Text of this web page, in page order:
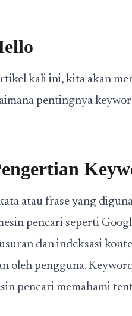
kali ini, kita akan
pentingnya
atau frase yang
pencari seperti
dan indeksasi
oleh pengguna.
pencari memahami